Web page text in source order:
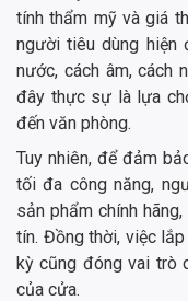
tính thẩm mỹ và giá
người tiêu dùng hiện
nước, cách âm, cách
đây thực sự là lựa
đến văn phòng.
Tuy nhiên, để đảm
tối đa công năng,
sản phẩm chính
tín. Đồng thời, việc
kỳ cũng đóng vai trò
của cửa.